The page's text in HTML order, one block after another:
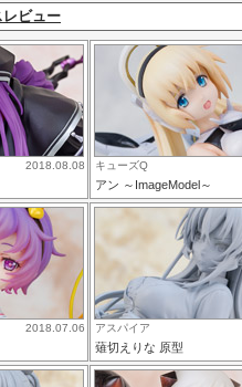
レビュー
2018.08.08 キューズQ
アン ～ImageModel～
2018.07.06 アスパイア
薙切えりな 原型